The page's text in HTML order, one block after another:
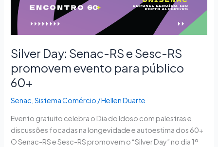
Silver Day: Senac-RS e Sesc-RS
promovem evento para público
60+
Senac,Sistema Comércio /Hellen Duarte
Evento gratuito celebra o Dia do Idoso com palestras e
discussões focadas na longevidade e autoestima dos 60+
O Senac-RS e Sesc-RS promovem o “Silver Day” no dia 1º
RS
promovem
evento
público
60+